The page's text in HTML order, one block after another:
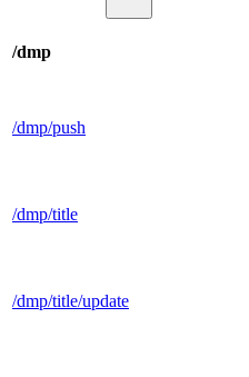
/dmp
/dmp/push
/dmp/title
/dmp/title/update